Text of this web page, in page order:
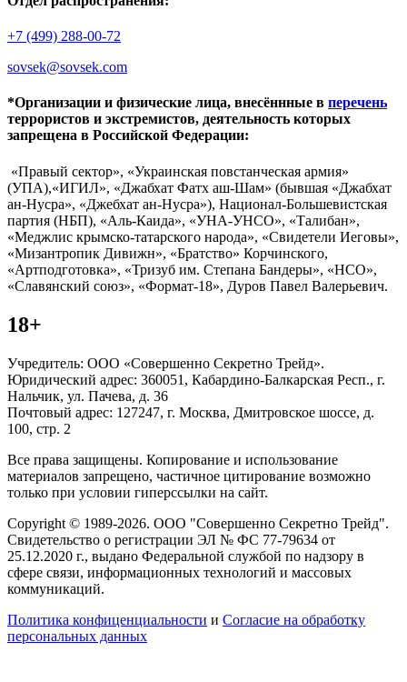
+7 (499) 288-00-72
sovsek@sovsek.com
*Организации и физические лица, внесённные в перечень
террористов и экстремистов, деятельность которых
запрещена в Российской Федерации:
«Правый сектор», «Украинская повстанческая армия»
(УПА),«ИГИЛ», «Джабхат Фатх аш-Шам» (бывшая «Джабхат
ан-Нусра», «Джебхат ан-Нусра»), Национал-Большевистская
партия (НБП), «Аль-Каида», «УНА-УНСО», «Талибан»,
«Меджлис крымско-татарского народа», «Свидетели Иеговы»,
«Мизантропик Дивижн», «Братство» Корчинского,
«Артподготовка», «Тризуб им. Степана Бандеры», «НСО»,
«Славянский союз», «Формат-18», Дуров Павел Валерьевич.
18+
Учредитель: ООО «Совершенно Секретно Трейд».
Юридический адрес: 360051, Кабардино-Балкарская Респ., г.
Нальчик, ул. Пачева, д. 36
Почтовый адрес: 127247, г. Москва, Дмитровское шоссе, д.
100, стр. 2
Все права защищены. Копирование и использование
материалов запрещено, частичное цитирование возможно
только при условии гиперссылки на сайт.
Copyright © 1989-2026. ООО "Совершенно Секретно Трейд".
Свидетельство о регистрации ЭЛ № ФС 77-79634 от
25.12.2020 г., выдано Федеральной службой по надзору в
сфере связи, информационных технологий и массовых
коммуникаций.
Политика конфиценциальности и Согласие на обработку
персональных данных